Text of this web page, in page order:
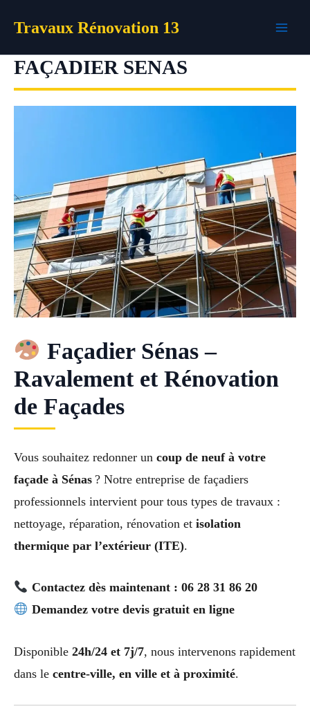
Travaux Rénovation 13
FAÇADIER SENAS
Façadier Sénas –
Ravalement et Rénovation
de Façades
Vous souhaitez redonner un coup de neuf à votre
façade à Sénas ? Notre entreprise de façadiers
professionnels intervient pour tous types de travaux :
nettoyage, réparation, rénovation et isolation
thermique par l’extérieur (ITE).
Contactez dès maintenant : 06 28 31 86 20
Demandez votre devis gratuit en ligne
Disponible 24h/24 et 7j/7, nous intervenons rapidement
dans le centre-ville, en ville et à proximité.